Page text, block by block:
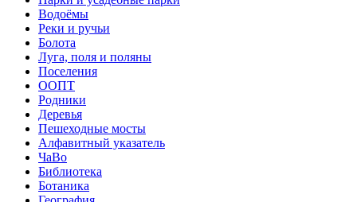
Водоёмы
Реки и ручьи
Болота
Луга, поля и поляны
Поселения
ООПТ
Родники
Деревья
Пешеходные мосты
Алфавитный указатель
ЧаВо
Библиотека
Ботаника